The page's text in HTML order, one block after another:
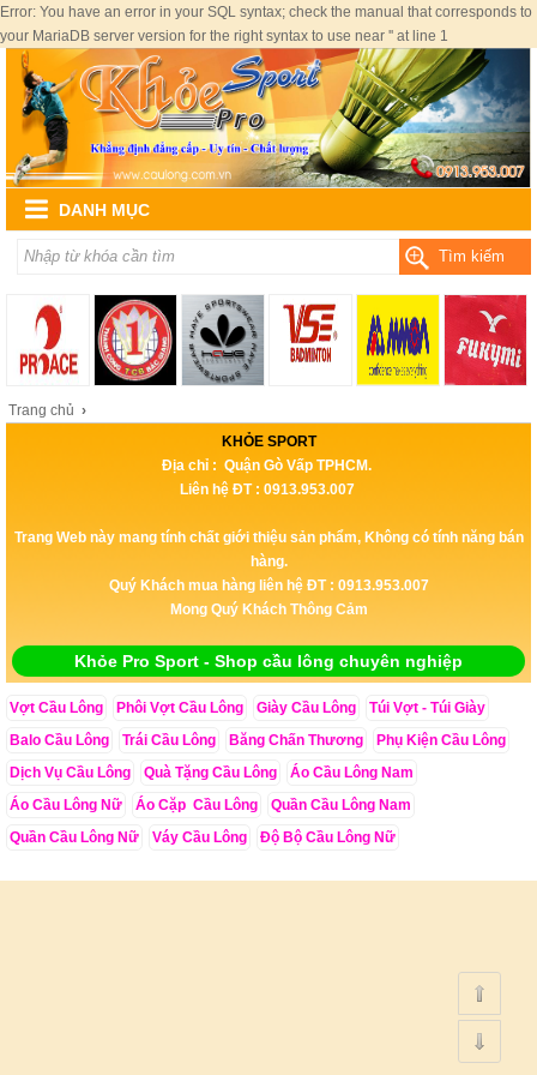
Error: You have an error in your SQL syntax; check the manual that corresponds to
your MariaDB server version for the right syntax to use near '' at line 1
DANH MỤC
Tìm kiếm
Trang chủ ›
KHỎE SPORT
Địa chỉ : Quận Gò Vấp TPHCM.
Liên hệ ĐT : 0913.953.007
Trang Web này mang tính chất giới thiệu sản phẩm, Không có tính năng bán
hàng.
Quý Khách mua hàng liên hệ ĐT : 0913.953.007
Mong Quý Khách Thông Cảm
Khỏe Pro Sport - Shop cầu lông chuyên nghiệp
Vợt Cầu Lông Phôi Vợt Cầu Lông Giày Cầu Lông
Túi Vợt - Túi Giày
Balo Cầu Lông
Trái Cầu Lông Băng Chấn Thương
Phụ Kiện Cầu Lông
Dịch Vụ Cầu Lông
Quà Tặng Cầu Lông
Áo Cầu Lông Nam
Áo Cầu Lông Nữ
Áo Cặp Cầu Lông
Quần Cầu Lông Nam
Quần Cầu Lông Nữ
Váy Cầu Lông Độ Bộ Cầu Lông Nữ